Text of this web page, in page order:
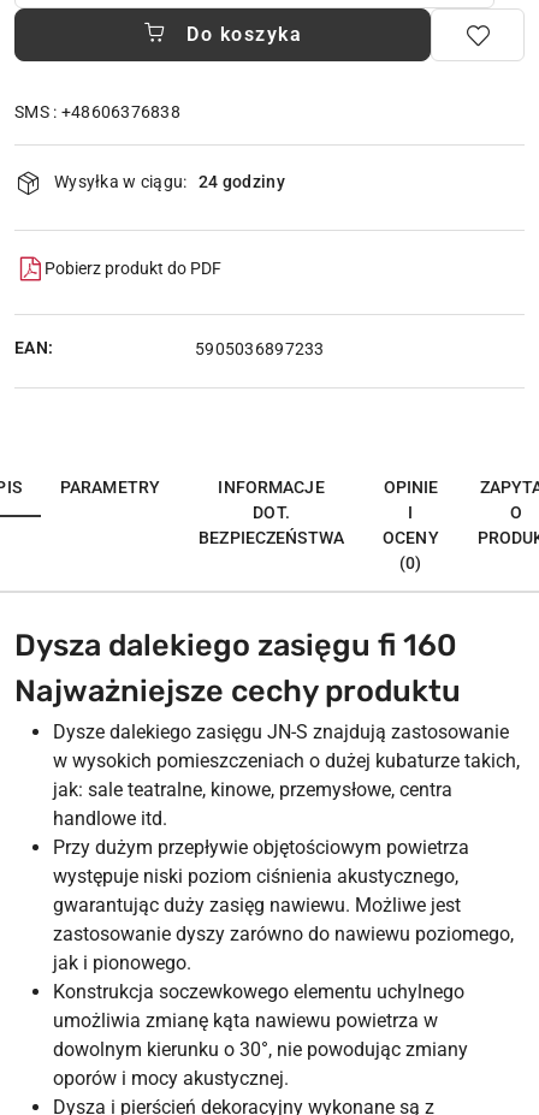
Do koszyka
SMS : +48606376838
i
dostawa
Wysyłka w ciągu: 24 godziny
Pobierz produkt do PDF
EAN: 5905036897233
PARAMETRY
INFORMACJE
DOT.
BEZPIECZEŃSTWA
OPINIE
I
OCENY
(0)
O
Dysza dalekiego zasięgu fi 160
Najważniejsze cechy produktu
Dysze dalekiego zasięgu JN-S znajdują zastosowanie
w wysokich pomieszczeniach o dużej kubaturze takich,
jak: sale teatralne, kinowe, przemysłowe, centra
handlowe itd.
Przy dużym przepływie objętościowym powietrza
występuje niski poziom ciśnienia akustycznego,
gwarantując duży zasięg nawiewu. Możliwe jest
zastosowanie dyszy zarówno do nawiewu poziomego,
jak i pionowego.
Konstrukcja soczewkowego elementu uchylnego
umożliwia zmianę kąta nawiewu powietrza w
dowolnym kierunku o 30°, nie powodując zmiany
oporów i mocy akustycznej.
Dysza i pierścień dekoracyjny wykonane są z